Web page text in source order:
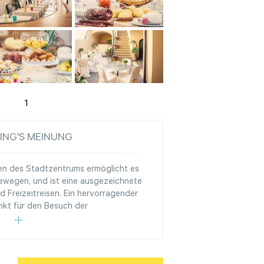
1
MEINUNG
des Stadtzentrums ermöglicht es
und ist eine ausgezeichnete
Freizeitreisen. Ein hervorragender
für den Besuch der